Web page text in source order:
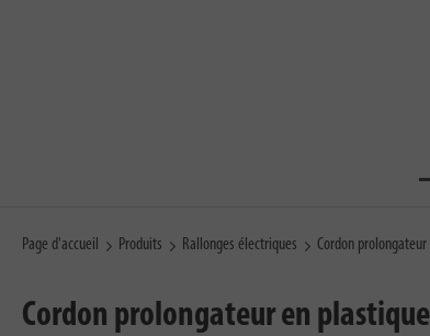
Page d'accueil Produits Rallonges électriques Cordon
Cordon prolongateur en